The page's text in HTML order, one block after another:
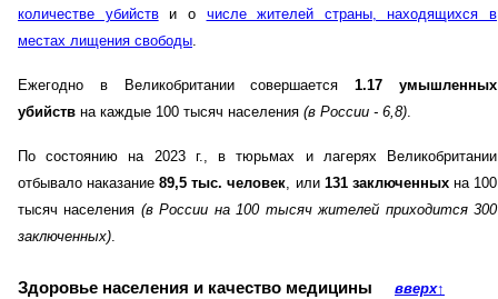
количестве убийстви о числе жителей страны, находящихся в
местах лищения свободы.
Ежегодно в Великобритании совершается1.17 умышленных
убийств на каждые 100 тысяч населения (в России - 6,8).
По состоянию на 2023 г., в тюрьмах и лагерях Великобритании
отбывало наказание89,5 тыс. человек, или 131 заключенныхна 100
тысяч населения (в России на 100 тысяч жителей приходится 300
заключенных).
Здоровье населения и качество медицины вверх↑